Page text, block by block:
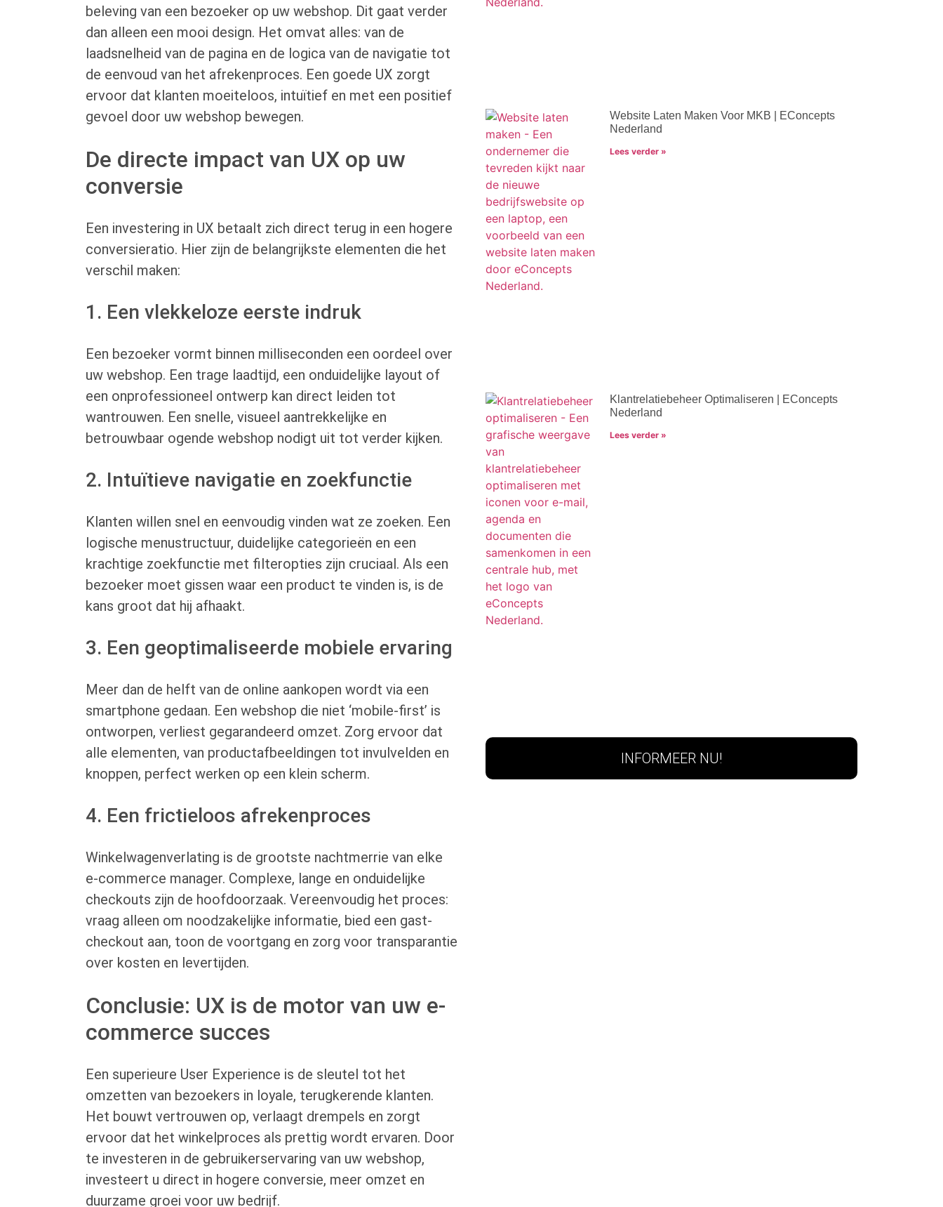
beleving van een bezoeker op uw webshop. Dit gaat verder
dan alleen een mooi design. Het omvat alles: van de
laadsnelheid van de pagina en de logica van de navigatie tot
de eenvoud van het afrekenproces. Een goede UX zorgt
ervoor dat klanten moeiteloos, intuïtief en met een positief
gevoel door uw webshop bewegen.
De directe impact van UX op uw
conversie
Een investering in UX betaalt zich direct terug in een hogere
conversieratio. Hier zijn de belangrijkste elementen die het
verschil maken:
1. Een vlekkeloze eerste indruk
Een bezoeker vormt binnen milliseconden een oordeel over
uw webshop. Een trage laadtijd, een onduidelijke layout of
een onprofessioneel ontwerp kan direct leiden tot
wantrouwen. Een snelle, visueel aantrekkelijke en
betrouwbaar ogende webshop nodigt uit tot verder kijken.
2. Intuïtieve navigatie en zoekfunctie
Klanten willen snel en eenvoudig vinden wat ze zoeken. Een
logische menustructuur, duidelijke categorieën en een
krachtige zoekfunctie met filteropties zijn cruciaal. Als een
bezoeker moet gissen waar een product te vinden is, is de
kans groot dat hij afhaakt.
3. Een geoptimaliseerde mobiele ervaring
Meer dan de helft van de online aankopen wordt via een
smartphone gedaan. Een webshop die niet ‘mobile-first’ is
ontworpen, verliest gegarandeerd omzet. Zorg ervoor dat
alle elementen, van productafbeeldingen tot invulvelden en
knoppen, perfect werken op een klein scherm.
4. Een frictieloos afrekenproces
Winkelwagenverlating is de grootste nachtmerrie van elke
e-commerce manager. Complexe, lange en onduidelijke
checkouts zijn de hoofdoorzaak. Vereenvoudig het proces:
vraag alleen om noodzakelijke informatie, bied een gast-
checkout aan, toon de voortgang en zorg voor transparantie
over kosten en levertijden.
Conclusie: UX is de motor van uw e-
commerce succes
Een superieure User Experience is de sleutel tot het
omzetten van bezoekers in loyale, terugkerende klanten.
Het bouwt vertrouwen op, verlaagt drempels en zorgt
ervoor dat het winkelproces als prettig wordt ervaren. Door
te investeren in de gebruikerservaring van uw webshop,
investeert u direct in hogere conversie, meer omzet en
duurzame groei voor uw bedrijf.
Website Laten Maken Voor MKB | EConcepts
Nederland
Lees verder »
Klantrelatiebeheer Optimaliseren | EConcepts
Nederland
Lees verder »
INFORMEER NU!